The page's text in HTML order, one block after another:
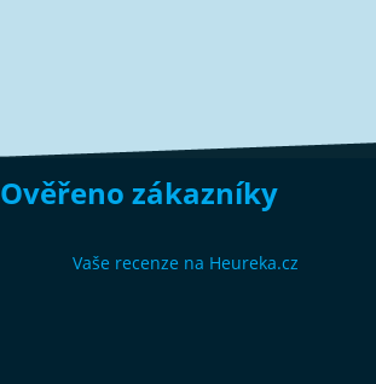
Ověřeno zákazníky
Vaše recenze na Heureka.cz